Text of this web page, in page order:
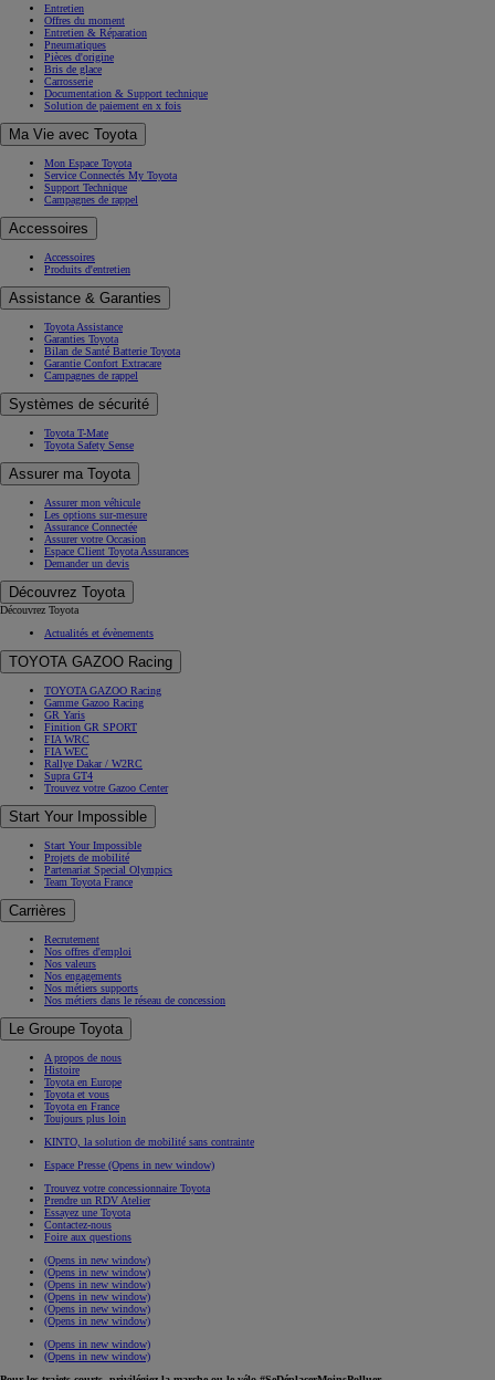
Entretien
Offres du moment
Entretien & Réparation
Pneumatiques
Pièces d'origine
Bris de glace
Carrosserie
Documentation & Support technique
Solution de paiement en x fois
Ma Vie avec Toyota
Mon Espace Toyota
Service Connectés My Toyota
Support Technique
Campagnes de rappel
Accessoires
Accessoires
Produits d'entretien
Assistance & Garanties
Toyota Assistance
Garanties Toyota
Bilan de Santé Batterie Toyota
Garantie Confort Extracare
Campagnes de rappel
Systèmes de sécurité
Toyota T-Mate
Toyota Safety Sense
Assurer ma Toyota
Assurer mon véhicule
Les options sur-mesure
Assurance Connectée
Assurer votre Occasion
Espace Client Toyota Assurances
Demander un devis
Découvrez Toyota
Découvrez Toyota
Actualités et évènements
TOYOTA GAZOO Racing
TOYOTA GAZOO Racing
Gamme Gazoo Racing
GR Yaris
Finition GR SPORT
FIA WRC
FIA WEC
Rallye Dakar / W2RC
Supra GT4
Trouvez votre Gazoo Center
Start Your Impossible
Start Your Impossible
Projets de mobilité
Partenariat Special Olympics
Team Toyota France
Carrières
Recrutement
Nos offres d'emploi
Nos valeurs
Nos engagements
Nos métiers supports
Nos métiers dans le réseau de concession
Le Groupe Toyota
A propos de nous
Histoire
Toyota en Europe
Toyota et vous
Toyota en France
Toujours plus loin
KINTO, la solution de mobilité sans contrainte
Espace Presse (Opens in new window)
Trouvez votre concessionnaire Toyota
Prendre un RDV Atelier
Essayez une Toyota
Contactez-nous
Foire aux questions
(Opens in new window)
(Opens in new window)
(Opens in new window)
(Opens in new window)
(Opens in new window)
(Opens in new window)
(Opens in new window)
(Opens in new window)